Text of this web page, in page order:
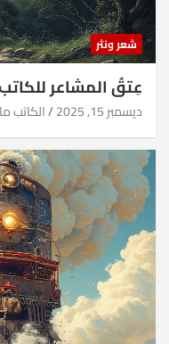
شعر ونثر
عِتقُ المشاعر
ديسمبر 15, 2025 الكاتب